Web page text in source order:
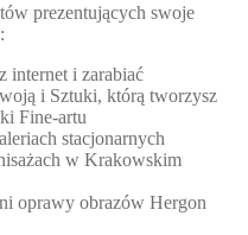
prezentujących swoje
internet i zarabiać
i Sztuki, którą tworzysz
Fine-artu
stacjonarnych
w Krakowskim
oprawy obrazów Hergon